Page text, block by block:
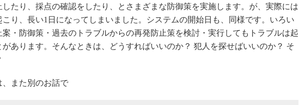
したり、採点の確認をしたり、とさまざまな防御策を実施します。が、実際には
こり、長い1日になってしまいました。システムの開始日も、同様です。いろい
案・防御策・過去のトラブルからの再発防止策を検討・実行してもトラブルは起
があります。そんなときは、どうすればいいのか？ 犯人を探せばいいのか？ そ
また別のお話で